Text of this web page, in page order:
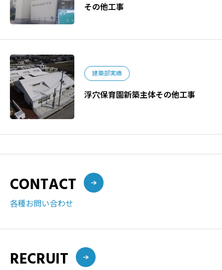
その他工事
建築部実績
浮穴保育園新築主体その他工事
CONTACT
各種お問い合わせ
RECRUIT